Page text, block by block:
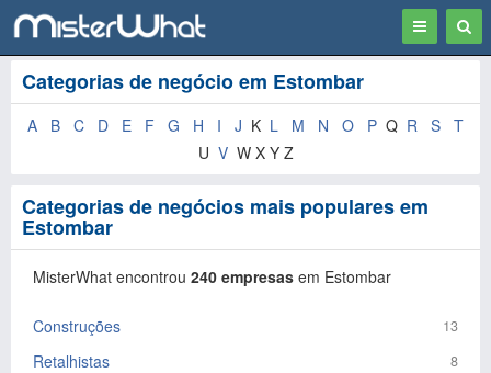
Toggle
navigation
Categorias de negócio em Estombar
A B C D E F G H I J K L M N O P Q R S T
U V W X Y Z
Categorias de negócios mais populares em
Estombar
MisterWhat encontrou 240 empresas em Estombar
Construções 13
Retalhistas 8